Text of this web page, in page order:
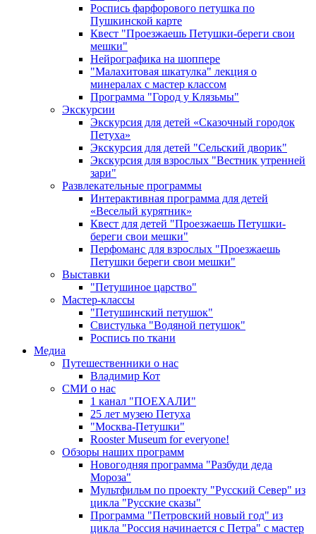
Роспись фарфорового петушка по
Пушкинской карте
Квест "Проезжаешь Петушки-береги свои
мешки"
Нейрографика на шоппере
"Малахитовая шкатулка" лекция о
минералах с мастер классом
Программа "Город у Клязьмы"
Экскурсии
Экскурсия для детей «Сказочный городок
Петуха»
Экскурсия для детей "Сельский дворик"
Экскурсия для взрослых "Вестник утренней
зари"
Развлекательные программы
Интерактивная программа для детей
«Веселый курятник»
Квест для детей "Проезжаешь Петушки-
береги свои мешки"
Перфоманс для взрослых "Проезжаешь
Петушки береги свои мешки"
Выставки
"Петушиное царство"
Мастер-классы
"Петушинский петушок"
Свистулька "Водяной петушок"
Роспись по ткани
Медиа
Путешественники о нас
Владимир Кот
СМИ о нас
1 канал "ПОЕХАЛИ"
25 лет музею Петуха
"Москва-Петушки"
Rooster Museum for everyone!
Обзоры наших программ
Новогодняя программа "Разбуди деда
Мороза"
Мультфильм по проекту "Русский Север" из
цикла "Русские сказы"
Программа "Петровский новый год" из
цикла "Россия начинается с Петра" с мастер